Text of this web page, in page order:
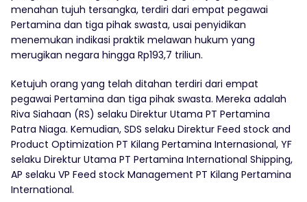
menahan tujuh tersangka, terdiri dari empat pegawai
Pertamina dan tiga pihak swasta, usai penyidikan
menemukan indikasi praktik melawan hukum yang
merugikan negara hingga Rp193,7 triliun.
Ketujuh orang yang telah ditahan terdiri dari empat
pegawai Pertamina dan tiga pihak swasta. Mereka adalah
Riva Siahaan (RS) selaku Direktur Utama PT Pertamina
Patra Niaga. Kemudian, SDS selaku Direktur Feed stock and
Product Optimization PT Kilang Pertamina Internasional, YF
selaku Direktur Utama PT Pertamina International Shipping,
AP selaku VP Feed stock Management PT Kilang Pertamina
International.